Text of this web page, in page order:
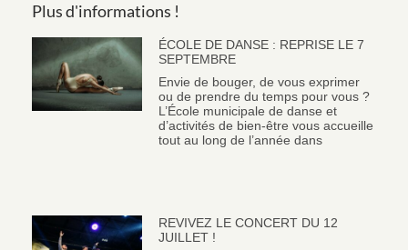
Plus d'informations !
ÉCOLE DE DANSE : REPRISE LE 7
SEPTEMBRE
Envie de bouger, de vous exprimer
ou de prendre du temps pour vous ?
L’École municipale de danse et
d’activités de bien-être vous accueille
tout au long de l’année dans
REVIVEZ LE CONCERT DU 12
JUILLET !